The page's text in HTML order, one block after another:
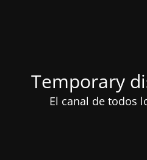
Temporary
El canal de todos